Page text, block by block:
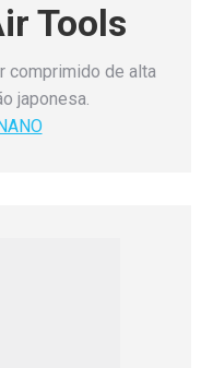
Tools
comprimido de alta
japonesa.